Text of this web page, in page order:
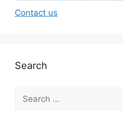
Contact us
Search